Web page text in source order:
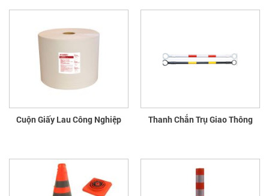
Cuộn Giấy Lau Công Nghiệp Thanh Chắn Trụ Giao Thông